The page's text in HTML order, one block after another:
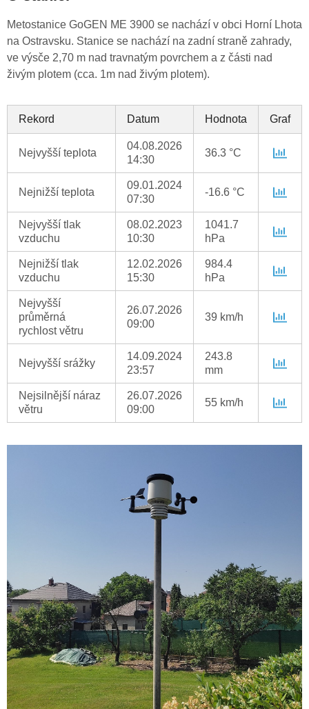
Metostanice GoGEN ME 3900 se nachází v obci Horní Lhota
na Ostravsku. Stanice se nachází na zadní straně zahrady,
ve výsče 2,70 m nad travnatým povrchem a z části nad
živým plotem (cca. 1m nad živým plotem).
Rekord Datum Hodnota Graf
Nejvyšší teplota
04.08.2026
14:30
36.3 °C
Nejnižší teplota
09.01.2024
07:30
-16.6 °C
Nejvyšší tlak
vzduchu
08.02.2023
10:30
1041.7
hPa
Nejnižší tlak
vzduchu
12.02.2026
15:30
984.4
hPa
Nejvyšší
průměrná
rychlost větru
26.07.2026
09:00
39 km/h
Nejvyšší srážky
14.09.2024
23:57
243.8
mm
Nejsilnější náraz
větru
26.07.2026
09:00
55 km/h